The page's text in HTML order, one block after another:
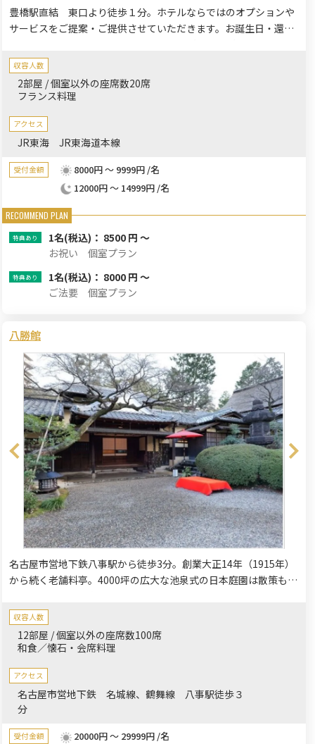
豊橋駅直結 東口より徒歩１分。ホテルならではのオプションや
サービスをご提案・ご提供させていただきます。お誕生日・還
記念に残るひとときをお過ごしいただけます。節目節目のお祝い
に最適です。
収容人数
2部屋 / 個室以外の座席数20席
フランス料理
アクセス
JR東海 JR東海道本線
受付金額
8000円 ～ 9999円 /名
12000円 ～ 14999円 /名
1名(税込)： 8500 円 ～
お祝い 個室プラン
1名(税込)： 8000 円 ～
ご法要 個室プラン
八勝館
名古屋市営地下鉄八事駅から徒歩3分。創業大正14年（1915年）
から続く老舗料亭。4000坪の広大な池泉式の日本庭園は散策も可
しても常時受入可。食事は、板長が旬の食材を厳選し、会社設立
の記念式典、慶弔等のご要望に合わせたお料理をご提供いたしま
す。
収容人数
12部屋 / 個室以外の座席数100席
和食／懐石・会席料理
アクセス
名古屋市営地下鉄 名城線、鶴舞線 八事駅徒歩３
分
受付金額
20000円 ～ 29999円 /名